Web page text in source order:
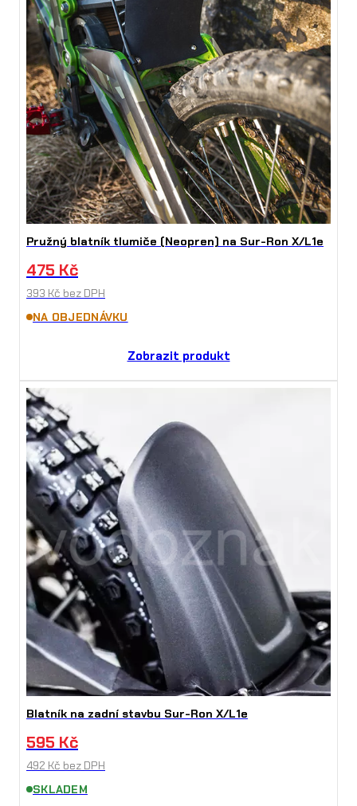
Pružný blatník tlumiče (Neopren) na Sur-Ron X/L1e
475 Kč
393 Kč bez DPH
NA OBJEDNÁVKU
Zobrazit produkt
Blatník na zadní stavbu Sur-Ron X/L1e
595 Kč
492 Kč bez DPH
SKLADEM